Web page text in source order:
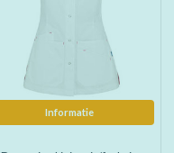
Informatie